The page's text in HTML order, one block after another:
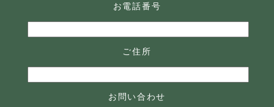
お電話番号
ご住所
お問い合わせ